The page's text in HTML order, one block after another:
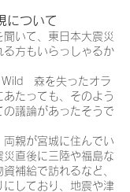
について
聞いて、東日本大震災
る方もいらっしゃるか
森を失ったオラ
たっても、そのよう
議論があったそうで
親が宮城に住んでい
直後に三陸や福島な
補給で訪れるなど、
にしており、地震や津